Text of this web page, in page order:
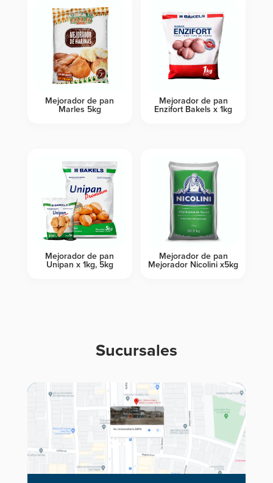
Mejorador de pan
Marles 5kg
Mejorador de pan
Enzifort Bakels x 1kg
Mejorador de pan
Unipan x 1kg, 5kg
Mejorador de pan
Mejorador Nicolini x5kg
Sucursales